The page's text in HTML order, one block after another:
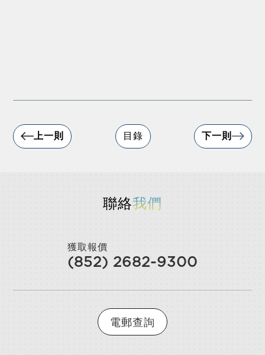
上一則 目錄 下一則
聯絡我們
獲取報價
(852) 2682-9300
電郵查詢